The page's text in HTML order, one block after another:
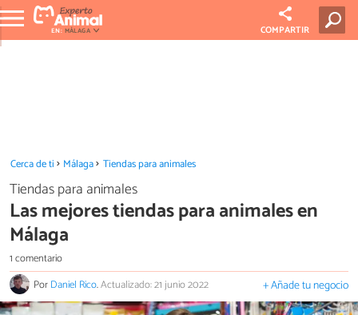
EN: MÁLAGA COMPARTIR
Cerca de ti Málaga Tiendas para animales
Tiendas para animales
Las mejores tiendas para animales en
Málaga
1 comentario
PorDaniel Rico.Actualizado: 21 junio 2022 + Añade tu negocio